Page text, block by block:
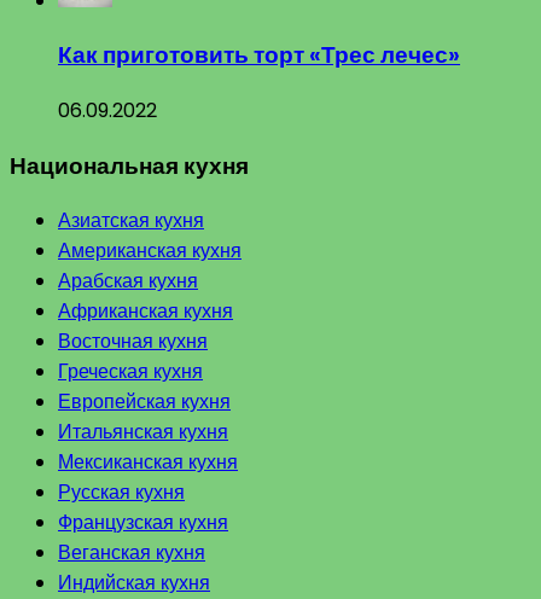
Как приготовить торт «Трес лечес»
06.09.2022
Национальная кухня
Азиатская кухня
Американская кухня
Арабская кухня
Африканская кухня
Восточная кухня
Греческая кухня
Европейская кухня
Итальянская кухня
Мексиканская кухня
Русская кухня
Французская кухня
Веганская кухня
Индийская кухня